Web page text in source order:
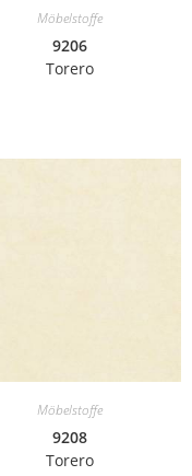
Möbelstoffe
9206
Torero
Möbelstoffe
9208
Torero